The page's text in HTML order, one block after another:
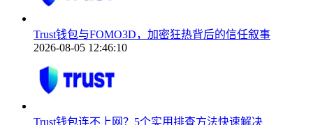
Trust钱包与FOMO3D，加密狂热背后的信任叙事
2026-08-05 12:46:10
Trust钱包连不上网？5个实用排查方法快速解决